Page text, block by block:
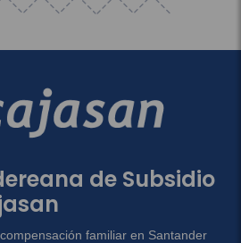
de Subsidio
familiar en Santander